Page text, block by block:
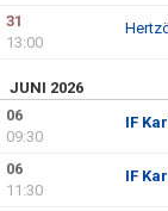
31
13:00
JUNI 2026
06
09:30
IF
06
11:30
IF